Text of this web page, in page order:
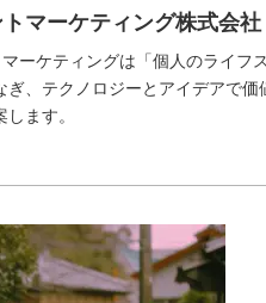
マーケティング株式会社
ーケティングは「個人のライフ
ぎ、テクノロジーとアイデアで
ます。